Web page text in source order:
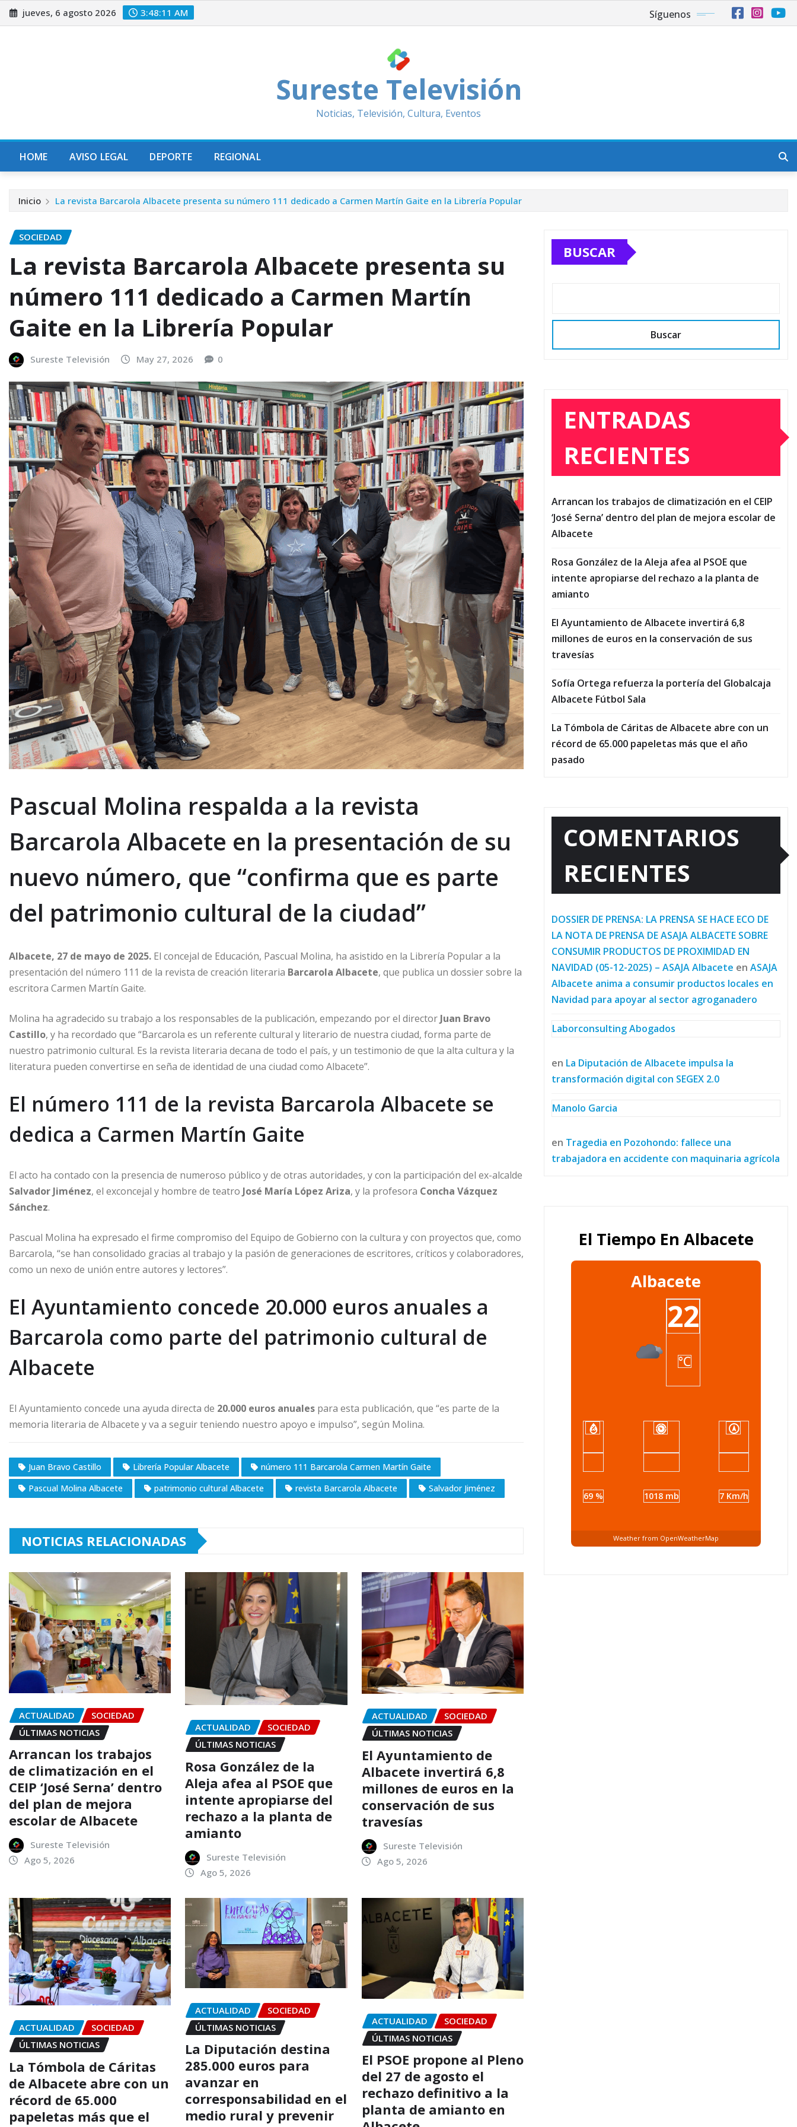
Saltar
al
jueves, 6 agosto 2026 3:48:13 AM Síguenos
Sureste Televisión
Noticias, Televisión, Cultura, Eventos
HOME AVISO LEGAL DEPORTE REGIONAL
Inicio La revista Barcarola Albacete presenta su número 111 dedicado a Carmen Martín Gaite en la Librería Popular
SOCIEDAD
La revista Barcarola Albacete presenta su
número 111 dedicado a Carmen Martín
Gaite en la Librería Popular
Sureste Televisión May 27, 2026 0
Pascual Molina respalda a la revista
Barcarola Albacete en la presentación de su
nuevo número, que “confirma que es parte
del patrimonio cultural de la ciudad”
Albacete, 27 de mayo de 2025. El concejal de Educación, Pascual Molina, ha asistido en la Librería Popular a la
presentación del número 111 de la revista de creación literaria Barcarola Albacete, que publica un dossier sobre la
escritora Carmen Martín Gaite.
Molina ha agradecido su trabajo a los responsables de la publicación, empezando por el director Juan Bravo
Castillo, y ha recordado que “Barcarola es un referente cultural y literario de nuestra ciudad, forma parte de
nuestro patrimonio cultural. Es la revista literaria decana de todo el país, y un testimonio de que la alta cultura y la
literatura pueden convertirse en seña de identidad de una ciudad como Albacete”.
El número 111 de la revista Barcarola Albacete se
dedica a Carmen Martín Gaite
El acto ha contado con la presencia de numeroso público y de otras autoridades, y con la participación del ex-alcalde
Salvador Jiménez, el exconcejal y hombre de teatro José María López Ariza, y la profesora Concha Vázquez
Sánchez.
Pascual Molina ha expresado el firme compromiso del Equipo de Gobierno con la cultura y con proyectos que, como
Barcarola, “se han consolidado gracias al trabajo y la pasión de generaciones de escritores, críticos y colaboradores,
como un nexo de unión entre autores y lectores”.
El Ayuntamiento concede 20.000 euros anuales a
Barcarola como parte del patrimonio cultural de
Albacete
El Ayuntamiento concede una ayuda directa de 20.000 euros anuales para esta publicación, que “es parte de la
memoria literaria de Albacete y va a seguir teniendo nuestro apoyo e impulso”, según Molina.
Juan Bravo Castillo Librería Popular Albacete
número 111 Barcarola Carmen Martín Gaite
Pascual Molina Albacete
patrimonio cultural Albacete revista Barcarola Albacete Salvador Jiménez
NOTICIAS RELACIONADAS
ACTUALIDAD
SOCIEDAD
ÚLTIMAS NOTICIAS
Arrancan los trabajos
de climatización en el
CEIP ‘José Serna’ dentro
del plan de mejora
escolar de Albacete
Sureste Televisión
Ago 5, 2026
ACTUALIDAD
SOCIEDAD
ÚLTIMAS NOTICIAS
Rosa González de la
Aleja afea al PSOE que
intente apropiarse del
rechazo a la planta de
amianto
Sureste Televisión
Ago 5, 2026
ACTUALIDAD
SOCIEDAD
ÚLTIMAS NOTICIAS
El Ayuntamiento de
Albacete invertirá 6,8
millones de euros en la
conservación de sus
travesías
Sureste Televisión
Ago 5, 2026
ACTUALIDAD
SOCIEDAD
ÚLTIMAS NOTICIAS
La Tómbola de Cáritas
de Albacete abre con un
récord de 65.000
papeletas más que el
ACTUALIDAD
SOCIEDAD
ÚLTIMAS NOTICIAS
La Diputación destina
285.000 euros para
avanzar en
corresponsabilidad en el
medio rural y prevenir
ACTUALIDAD
SOCIEDAD
ÚLTIMAS NOTICIAS
El PSOE propone al Pleno
del 27 de agosto el
rechazo definitivo a la
planta de amianto en
BUSCAR
Buscar
ENTRADAS
RECIENTES
Arrancan los trabajos de climatización en el CEIP
‘José Serna’ dentro del plan de mejora escolar de
Albacete
Rosa González de la Aleja afea al PSOE que
intente apropiarse del rechazo a la planta de
amianto
El Ayuntamiento de Albacete invertirá 6,8
millones de euros en la conservación de sus
travesías
Sofía Ortega refuerza la portería del Globalcaja
Albacete Fútbol Sala
La Tómbola de Cáritas de Albacete abre con un
récord de 65.000 papeletas más que el año
pasado
COMENTARIOS
RECIENTES
DOSSIER DE PRENSA: LA PRENSA SE HACE ECO DE
LA NOTA DE PRENSA DE ASAJA ALBACETE SOBRE
CONSUMIR PRODUCTOS DE PROXIMIDAD EN
NAVIDAD (05-12-2025) – ASAJA Albacete en ASAJA
Albacete anima a consumir productos locales en
Navidad para apoyar al sector agroganadero
Laborconsulting Abogados
en La Diputación de Albacete impulsa la
transformación digital con SEGEX 2.0
Manolo Garcia
en Tragedia en Pozohondo: fallece una
trabajadora en accidente con maquinaria agrícola
El Tiempo En Albacete
Albacete
22
°C
69 % 1018 mb 7 Km/h
Weather from OpenWeatherMap